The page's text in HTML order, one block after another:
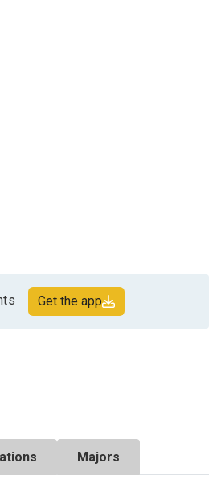
Get the app
Majors